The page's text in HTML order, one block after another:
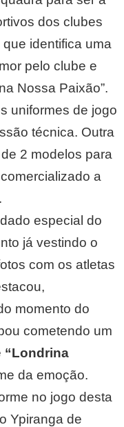
dos clubes
identifica uma
pelo clube e
Nossa Paixão”.
uniformes de jogo
técnica. Outra
2 modelos para
a
especial do
já vestindo o
com os atletas
momento do
cometendo um
“Londrina
da emoção.
no jogo desta
Ypiranga de